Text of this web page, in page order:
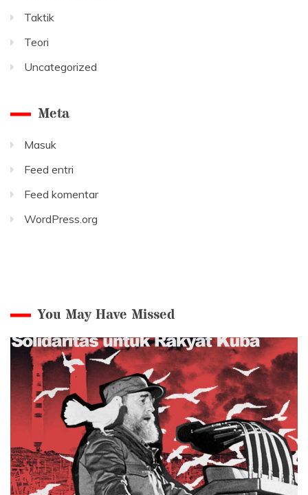
Taktik
Teori
Uncategorized
Meta
Masuk
Feed entri
Feed komentar
WordPress.org
You May Have Missed